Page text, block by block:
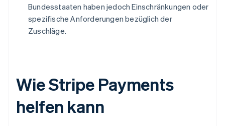
Bundesstaaten haben jedoch Einschränkungen oder
spezifische Anforderungen bezüglich der
Zuschläge.
Wie Stripe Payments
helfen kann